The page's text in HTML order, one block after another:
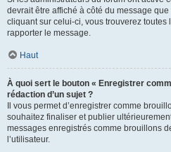
devrait être affiché à côté du message
cliquant sur celui-ci, vous trouverez toutes
rapporter le message.
Haut
À quoi sert le bouton « Enregistrer
rédaction d’un sujet ?
Il vous permet d’enregistrer comme
souhaitez finaliser et publier
messages enregistrés comme brouillons
l’utilisateur.